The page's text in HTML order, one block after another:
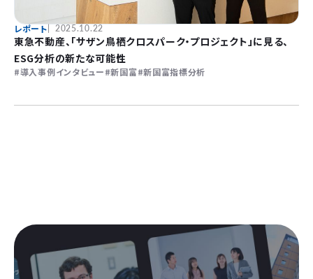
レポート 2025.10.22
東急不動産、「サザン鳥栖クロスパーク・プロジェクト」に見る、
ESG分析の新たな可能性
導入事例インタビュー 新国富 新国富指標分析